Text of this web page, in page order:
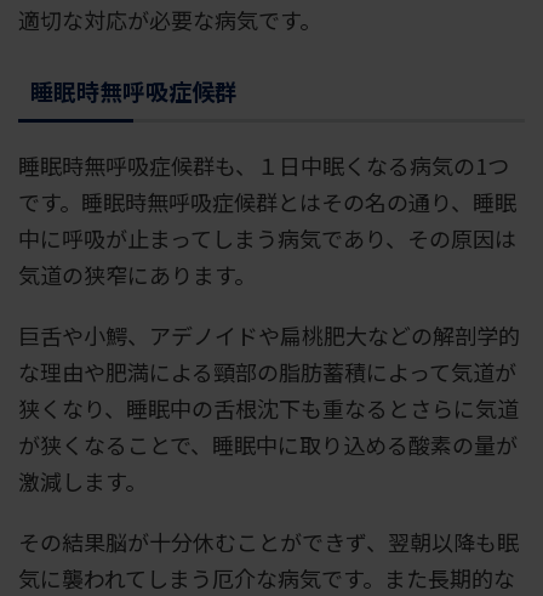
適切な対応が必要な病気です。
睡眠時無呼吸症候群
睡眠時無呼吸症候群も、１日中眠くなる病気の1つ
です。睡眠時無呼吸症候群とはその名の通り、睡眠
中に呼吸が止まってしまう病気であり、その原因は
気道の狭窄にあります。
巨舌や小鰐、アデノイドや扁桃肥大などの解剖学的
な理由や肥満による頸部の脂肪蓄積によって気道が
狭くなり、睡眠中の舌根沈下も重なるとさらに気道
が狭くなることで、睡眠中に取り込める酸素の量が
激減します。
その結果脳が十分休むことができず、翌朝以降も眠
気に襲われてしまう厄介な病気です。また長期的な